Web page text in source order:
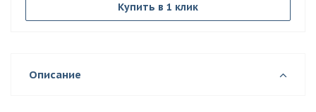
Купить в 1 клик
Описание